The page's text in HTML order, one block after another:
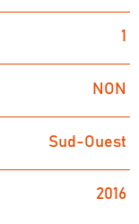
1
NON
Sud-Ouest
2016